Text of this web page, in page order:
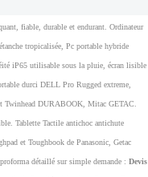
fiable, durable et endurant. Ordinateur
tropicalisée, Pc portable hybride
iP65 utilisable sous la pluie, écran lisible
durci DELL Pro Rugged extreme,
Twinhead DURABOOK, Mitac GETAC.
Tablette Tactile antichoc antichute
et Toughbook de Panasonic, Getac
détaillé sur simple demande : Devis